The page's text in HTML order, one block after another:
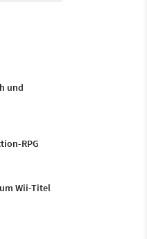
und
RPG
Wii-Titel